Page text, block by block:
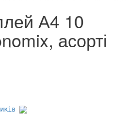
А4 10
асорті